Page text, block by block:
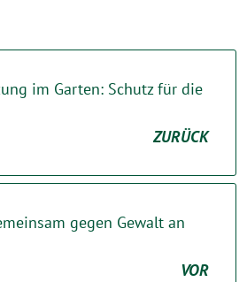
im Garten: Schutz für die
ZURÜCK
gegen Gewalt an
VOR